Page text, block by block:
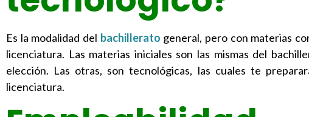
Es la modalidad del bachillerato general, pero con materias
licenciatura. Las materias iniciales son las mismas del
elección. Las otras, son tecnológicas, las cuales te
licenciatura.